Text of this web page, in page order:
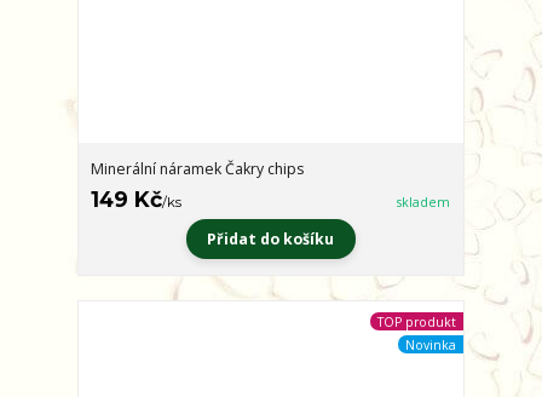
Minerální náramek Čakry chips
149 Kč/ks skladem
Přidat do košíku
TOP produkt
Novinka